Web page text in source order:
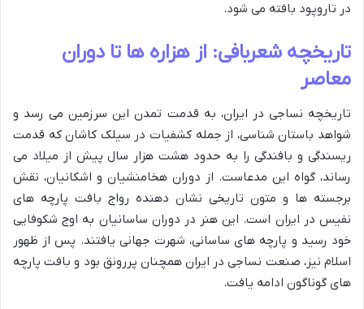
در تاروپود بافته می شود.
تاریخچه شعربافی: از هزاره ها تا دوران
معاصر
تاریخچه نساجی در ایران، به قدمت تمدن این سرزمین می رسد و
شواهد باستان شناسی، از جمله کشفیات در سیلک کاشان که قدمت
ریسندگی و بافندگی را به حدود هشت هزار سال پیش از میلاد می
رساند، گواه این مدعاست. از دوران هخامنشیان و اشکانیان، نقش
برجسته ها و متون تاریخی نشان دهنده رواج بافت پارچه های
نفیس در ایران است. این هنر در دوران ساسانیان به اوج شکوفایی
خود رسید و پارچه های ساسانی، شهرت جهانی یافتند. پس از ظهور
اسلام نیز، صنعت نساجی در ایران همچنان پررونق بود و بافت پارچه
های گوناگون ادامه یافت.